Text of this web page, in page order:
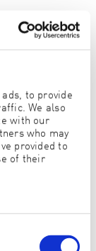
to provide
We also
with our
who may
provided to
of their